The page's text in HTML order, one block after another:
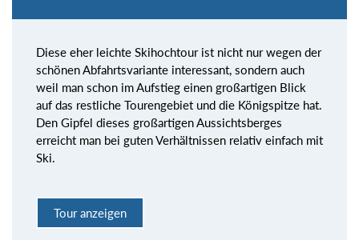
Diese eher leichte Skihochtour ist nicht nur wegen der
schönen Abfahrtsvariante interessant, sondern auch
weil man schon im Aufstieg einen großartigen Blick
auf das restliche Tourengebiet und die Königspitze hat.
Den Gipfel dieses großartigen Aussichtsberges
erreicht man bei guten Verhältnissen relativ einfach mit
Ski.
Tour anzeigen